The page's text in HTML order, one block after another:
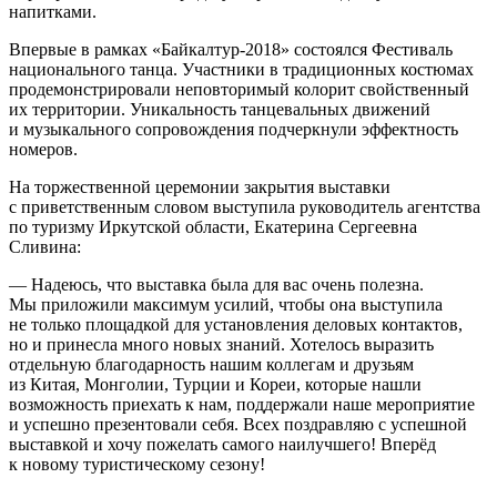
напитками.
Впервые в рамках «Байкалтур-2018» состоялся Фестиваль
национального танца. Участники в традиционных костюмах
продемонстрировали неповторимый колорит свойственный
их территории. Уникальность танцевальных движений
и музыкального сопровождения подчеркнули эффектность
номеров.
На торжественной церемонии закрытия выставки
с приветственным словом выступила руководитель агентства
по туризму Иркутской области, Екатерина Сергеевна
Сливина:
— Надеюсь, что выставка была для вас очень полезна.
Мы приложили максимум усилий, чтобы она выступила
не только площадкой для установления деловых контактов,
но и принесла много новых знаний. Хотелось выразить
отдельную благодарность нашим коллегам и друзьям
из Китая, Монголии, Турции и Кореи, которые нашли
возможность приехать к нам, поддержали наше мероприятие
и успешно презентовали себя. Всех поздравляю с успешной
выставкой и хочу пожелать самого наилучшего! Вперёд
к новому туристическому сезону!